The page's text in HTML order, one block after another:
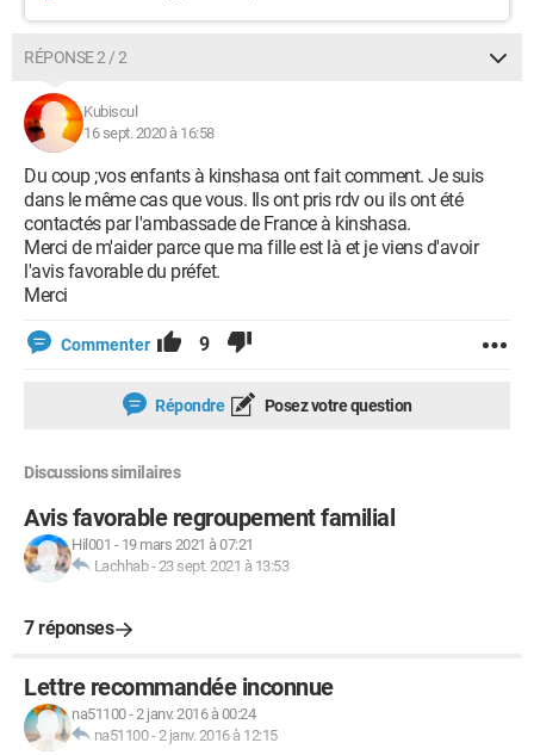
RÉPONSE 2 / 2
Kubiscul
16 sept. 2020 à 16:58
Du coup ;vos enfants à kinshasa ont fait comment. Je suis
dans le même cas que vous. Ils ont pris rdv ou ils ont été
contactés par l'ambassade de France à kinshasa.
Merci de m'aider parce que ma fille est là et je viens d'avoir
l'avis favorable du préfet.
Merci
Commenter 9
Répondre Posez votre question
Discussions similaires
Avis favorable regroupement familial
Hil001 - 19 mars 2021 à 07:21
Lachhab-23 sept. 2021 à 13:53
7 réponses
Lettre recommandée inconnue
na51100-2 janv. 2016 à 00:24
na51100-2 janv. 2016 à 12:15